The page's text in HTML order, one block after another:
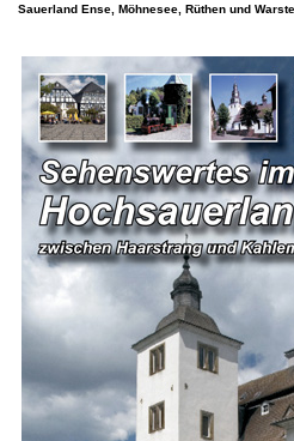
Sauerland Ense, Möhnesee, Rüthen und